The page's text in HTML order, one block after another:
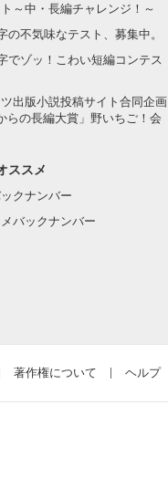
～中・長編チャレンジ！～
の不気味なテスト、募集中。
でゾッ！こわい短編コンテス
出版小説投稿サイト合同企画
らの長編大賞」野いちご！会
ススメ
クナンバー
バックナンバー
著作権について ヘルプ